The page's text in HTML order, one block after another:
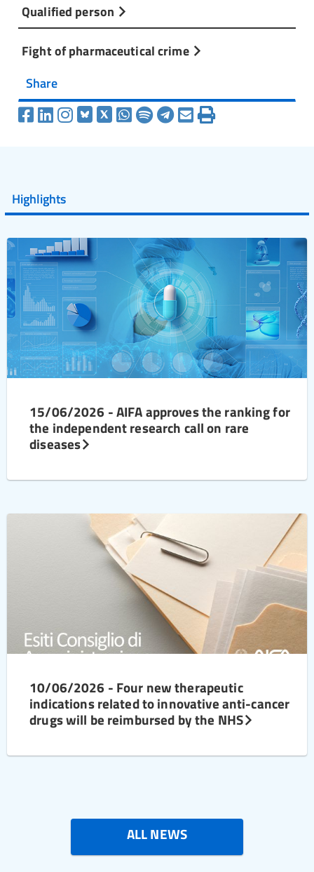
Qualified person
Fight of pharmaceutical crime
Share
Highlights
15/06/2026 - AIFA approves the ranking for
the independent research call on rare
diseases
10/06/2026 - Four new therapeutic
indications related to innovative anti-cancer
drugs will be reimbursed by the NHS
ALL NEWS